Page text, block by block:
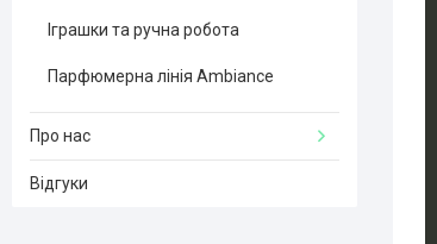
Іграшки та ручна робота
Парфюмерна лінія Ambiance
Про нас
Відгуки